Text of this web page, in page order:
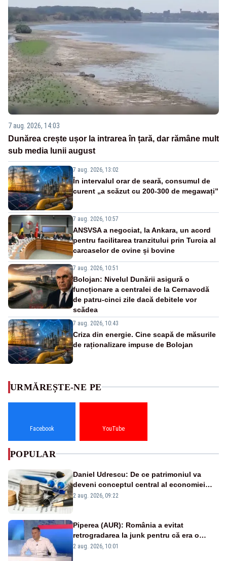
7 aug. 2026, 14:03
Dunărea crește ușor la intrarea în țară, dar rămâne mult
sub media lunii august
7 aug. 2026, 13:02
În intervalul orar de seară, consumul de
curent „a scăzut cu 200-300 de megawați”
7 aug. 2026, 10:57
ANSVSA a negociat, la Ankara, un acord
pentru facilitarea tranzitului prin Turcia al
carcaselor de ovine și bovine
7 aug. 2026, 10:51
Bolojan: Nivelul Dunării asigură o
funcționare a centralei de la Cernavodă
de patru-cinci zile dacă debitele vor
scădea
7 aug. 2026, 10:43
Criza din energie. Cine scapă de măsurile
de raționalizare impuse de Bolojan
URMĂREȘTE-NE PE
Facebook YouTube
POPULAR
Daniel Udrescu: De ce patrimoniul va
deveni conceptul central al economiei
viitoare?
2 aug. 2026, 09:22
Piperea (AUR): România a evitat
retrogradarea la junk pentru că era o
catastrofă pentru bănci și fondurile de
2 aug. 2026, 10:01